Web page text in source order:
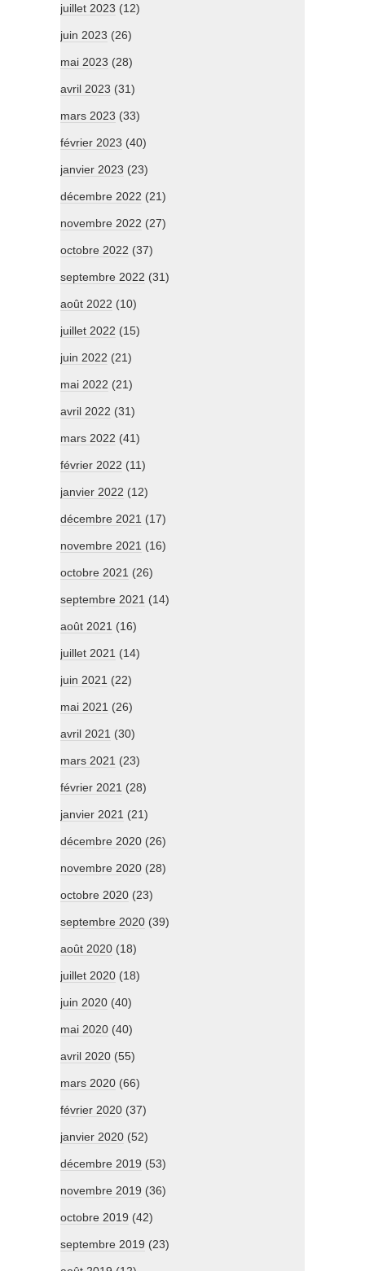
juillet 2023 (12)
juin 2023 (26)
mai 2023 (28)
avril 2023 (31)
mars 2023 (33)
février 2023 (40)
janvier 2023 (23)
décembre 2022 (21)
novembre 2022 (27)
octobre 2022 (37)
septembre 2022 (31)
août 2022 (10)
juillet 2022 (15)
juin 2022 (21)
mai 2022 (21)
avril 2022 (31)
mars 2022 (41)
février 2022 (11)
janvier 2022 (12)
décembre 2021 (17)
novembre 2021 (16)
octobre 2021 (26)
septembre 2021 (14)
août 2021 (16)
juillet 2021 (14)
juin 2021 (22)
mai 2021 (26)
avril 2021 (30)
mars 2021 (23)
février 2021 (28)
janvier 2021 (21)
décembre 2020 (26)
novembre 2020 (28)
octobre 2020 (23)
septembre 2020 (39)
août 2020 (18)
juillet 2020 (18)
juin 2020 (40)
mai 2020 (40)
avril 2020 (55)
mars 2020 (66)
février 2020 (37)
janvier 2020 (52)
décembre 2019 (53)
novembre 2019 (36)
octobre 2019 (42)
septembre 2019 (23)